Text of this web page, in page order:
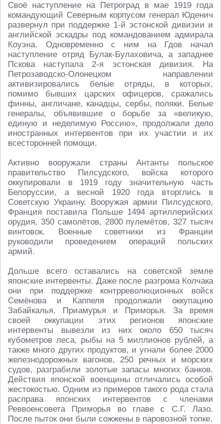
Своё наступление на Петроград в мае 1919 года
командующий Северным корпусом генерал Юденич
развернул при поддержке 1-й эстонской дивизии и
английской эскадры под командованием адмирала
Коуэна. Одновременно с ним на Гдов начал
наступление отряд Булак-Булаховича, а западнее
Пскова наступала 2-я эстонская дивизия. На
Петрозаводско-Олонецком направлении
активизировались белые отряды, в которых,
помимо бывших царских офицеров, сражались
финны, англичане, канадцы, сербы, поляки. Белые
генералы, объявившие о борьбе за «великую,
единую и неделимую Россию», продолжали дело
иностранных интервентов при их участии и их
всесторонней помощи.
Активно вооружали страны Антанты польское
правительство Пилсудского, войска которого
оккупировали в 1919 году значительную часть
Белоруссии, а весной 1920 года вторглись в
Советскую Украину. Вооружая армии Пилсудского,
Франция поставила Польше 1494 артиллерийских
орудия, 350 самолётов, 2800 пулемётов, 327 тысяч
винтовок. Военные советники из Франции
руководили проведением операций польских
армий.
Дольше всего оставались на советской земле
японские интервенты. Даже после разгрома Колчака
они при поддержке контрреволюционных войск
Семёнова и Каппеля продолжали оккупацию
Забайкалья, Приамурья и Приморья. За время
своей оккупации этих регионов японские
интервенты вывезли из них около 650 тысяч
кубометров леса, рыбы на 5 миллионов рублей, а
также много других продуктов, и угнали более 2000
железнодорожных вагонов, 250 речных и морских
судов, разграбили золотые запасы многих банков.
Действия японской военщины отличались особой
жестокостью. Одним из примеров такого рода стала
расправа японских интервентов с членами
Реввоенсовета Приморья во главе с С.Г. Лазо.
После пыток они были сожжены в паровозной топке.